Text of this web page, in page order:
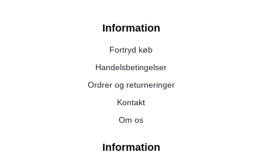
Information
Fortryd køb
Handelsbetingelser
Ordrer og returneringer
Kontakt
Om os
Information